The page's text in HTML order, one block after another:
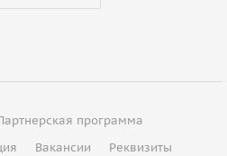
программа
Вакансии
Реквизиты